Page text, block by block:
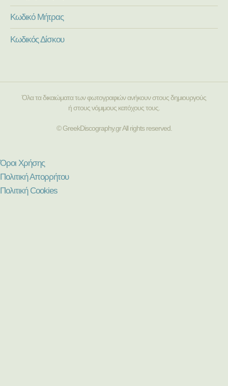
Κωδικό Μήτρας
Κωδικός Δίσκου
Όλα τα δικαιώματα των φωτογραφιών ανήκουν στους δημιουργούς
ή στους νόμιμους κατόχους τους.
© GreekDiscography.gr All rights reserved.
Όροι Χρήσης
Πολιτική Απορρήτου
Πολιτική Cookies